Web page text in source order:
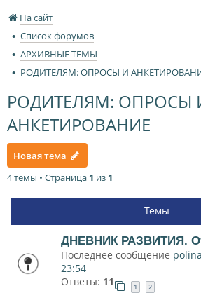
На сайт
Список форумов
АРХИВНЫЕ ТЕМЫ
РОДИТЕЛЯМ: ОПРОСЫ И
РОДИТЕЛЯМ: ОПРОСЫ
АНКЕТИРОВАНИЕ
Новая тема
4 темы • Страница 1 из 1
Темы
ДНЕВНИК РАЗВИТИЯ.
Последнее сообщение polina
23:54
Ответы: 11 1 2